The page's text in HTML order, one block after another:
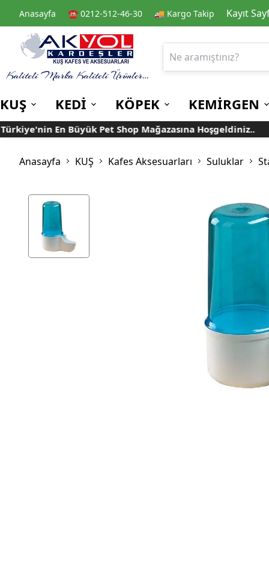
Anasayfa ☎️ 0212-512-46-30 🚚 Kargo Takip Kayıt
KUŞ
Kafes
Muhabbet
Papağan
Taşıma Kafesi
Rulolu Kafes
Kafes Aksesuarları
Yemlikler
KEDİ
Kedi Kuru Mamalar Kedi Kumları
Taşımalar
KÖPEK
Kuru Mamalar Konserve Mamalar
Mama ve Su Kapları
KEMİRGEN
Guinea Pig Yemleri
En Büyük Pet Shop Mağazasına Hoşgeldiniz..
Anasayfa KUŞ Kafes Aksesuarları Suluklar